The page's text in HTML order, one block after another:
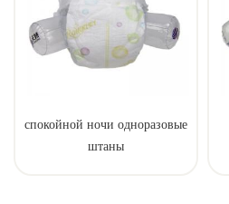
спокойной ночи одноразовые
штаны